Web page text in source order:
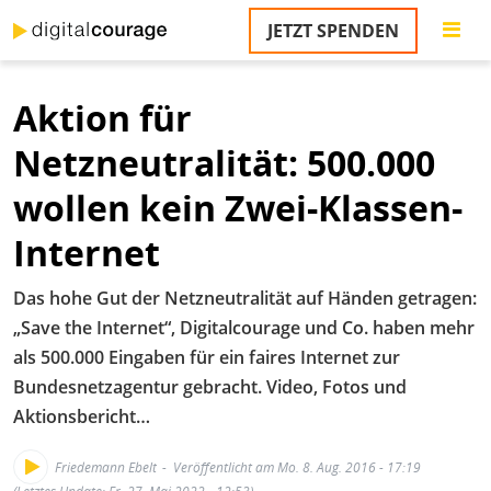
zum
Inhalt
JETZT SPENDEN
Aktion für
Netzneutralität: 500.000
wollen kein Zwei-Klassen-
Internet
Das hohe Gut der Netzneutralität auf Händen getragen:
„Save the Internet“, Digitalcourage und Co. haben mehr
als 500.000 Eingaben für ein faires Internet zur
Bundesnetzagentur gebracht. Video, Fotos und
Aktionsbericht…
Friedemann Ebelt
Veröffentlicht am Mo. 8. Aug. 2016 - 17:19